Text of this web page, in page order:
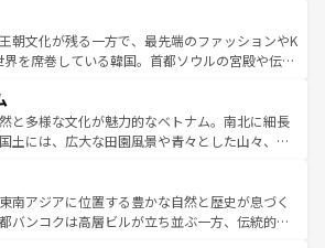
わってほしい。 なお、新着のハワイ情報
ツ一覧を参照してほしい。
ティビティも充実しており、サーフィンやダイ
イキングなど、アウトドア好きにはたまらな
トラリアの多彩な魅力を存分に味わいつくそ
しい。
つな山岳地帯である台湾東部など、都市の喧騒
けさが共存しており、訪れる人に新しい発見と
らしてくれる。また、奥深い台湾の食文化も魅
と評判のスイーツなど、バラエティ豊かな料理
が味わえる。 なお、新着の台湾情報は コンテンツ一覧を参
い。
朝文化が残る一方で、最先端のファッションやK
界を席巻している韓国。首都ソウルの宮殿や伝統
足を延ばせば四季折々の自然美を楽しむことが
して、キムチや焼肉、絶品のストリートフード
ざまな韓国料理が待っている。夜には、韓国な
まれながら、韓国の多彩な魅力を心ゆくまで味
わってみてほしい。 なお、新着の韓国情報はコンテンツ一
てほしい。
と多様な文化が魅力的なベトナム。南北に細長
土には、広大な田園風景や青々とした山々、世
と共に伝統が息づく。ハノイの古い町並みやホ
のフランス統治時代の建物も、独特の雰囲気を
いる。また、バラエティの豊かさとおいしさで
南アジアに位置する豊かな自然と歴史が息づく
バンコクは高層ビルが立ち並ぶ一方、伝統的な